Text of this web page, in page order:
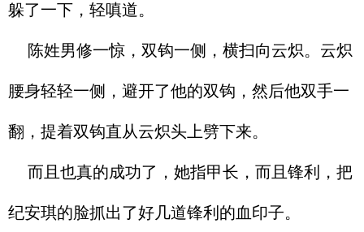
躲了一下，轻嗔道。
陈姓男修一惊，双钩一侧，横扫向云炽。云炽
腰身轻轻一侧，避开了他的双钩，然后他双手一
翻，提着双钩直从云炽头上劈下来。
而且也真的成功了，她指甲长，而且锋利，把
纪安琪的脸抓出了好几道锋利的血印子。